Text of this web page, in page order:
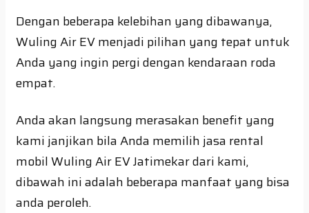
Dengan beberapa kelebihan yang dibawanya,
Wuling Air EV menjadi pilihan yang tepat untuk
Anda yang ingin pergi dengan kendaraan roda
empat.
Anda akan langsung merasakan benefit yang
kami janjikan bila Anda memilih jasa rental
mobil Wuling Air EV Jatimekar dari kami,
dibawah ini adalah beberapa manfaat yang bisa
anda peroleh.